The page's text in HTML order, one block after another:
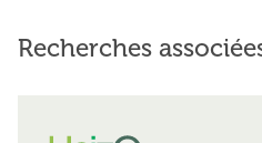
Recherches